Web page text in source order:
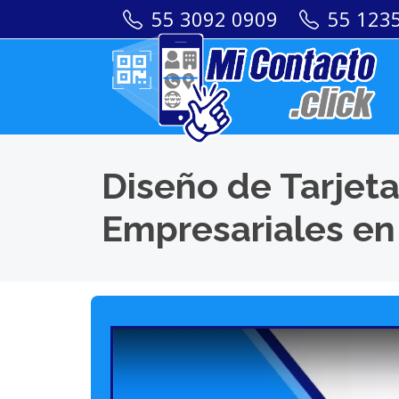
55 3092 0909 55
Diseño de
Empresariales